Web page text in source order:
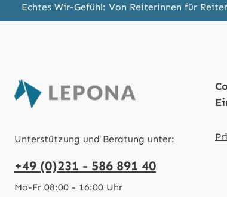
Echtes Wir-Gefühl: Von Reiterinnen für
Unterstützung und Beratung unter:
+49 (0)231 - 586 891 40
Mo-Fr 08:00 - 16:00 Uhr